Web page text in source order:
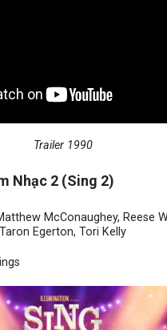
Trailer 1990
Nhạc 2 (Sing 2)
McConaughey, Reese
Egerton, Tori Kelly